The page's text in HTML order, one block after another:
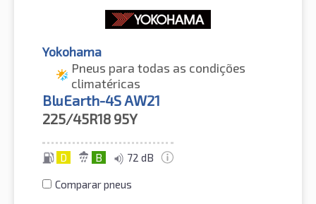
Yokohama
Pneus para todas as condições
climatéricas
BluEarth-4S AW21
225/45R18 95Y
D B 72 dB
Comparar pneus